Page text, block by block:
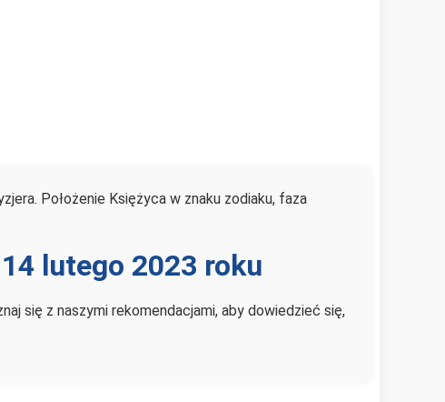
Położenie Księżyca w znaku zodiaku, faza
lutego 2023 roku
się z naszymi rekomendacjami, aby dowiedzieć się,